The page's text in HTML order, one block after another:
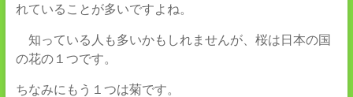
れていることが多いですよね。
知っている人も多いかもしれませんが、桜は日本の国
の花の１つです。
ちなみにもう１つは菊です。